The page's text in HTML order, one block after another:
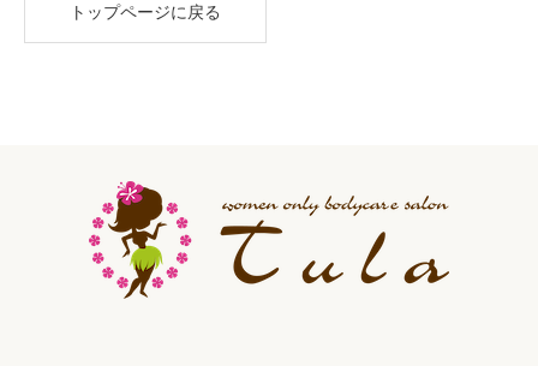
トップページに戻る